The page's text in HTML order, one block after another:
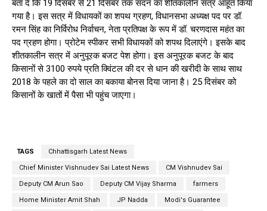
बता दें कि 19 दिसंबर से 21 दिसंबर तक सदन का शीतकालीन सत्र आहूत किया
गया है। इस सत्र में विधायकों का शपथ ग्रहण, विधानसभा अध्यक्ष पद पर डॉ.
रमन सिंह का निर्विरोध निर्वाचन, नेता प्रतिपक्ष के रूप में डॉ. चरणदास महंत का
पद ग्रहण होगा। प्रोटेम स्पीकर सभी विधायकों को शपथ दिलाएंगे। इसके बाद
शीतकालीन सत्र में अनुपूरक बजट पेश होगा। इस अनुपूरक बजट के बाद
किसानों से 3100 रुपये प्रति क्विंटल की दर से धान की खरीदी के साथ साथ
2018 के पहले का दो साल का बकाया बोनस दिया जाना है। 25 दिसंबर को
किसानों के खातों में पैसा भी पहुंच जाएगा।
TAGS Chhattisgarh Latest News
Chief Minister Vishnudev Sai Latest News CM Vishnudev Sai
Deputy CM Arun Sao Deputy CM Vijay Sharma farmers
Home Minister Amit Shah JP Nadda Modi's Guarantee